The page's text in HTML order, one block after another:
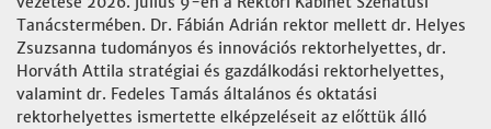
Tanácstermében. Dr. Fábián Adrián rektor mellett dr. Helyes
Zsuzsanna tudományos és innovációs rektorhelyettes, dr.
Horváth Attila stratégiai és gazdálkodási rektorhelyettes,
valamint dr. Fedeles Tamás általános és oktatási
rektorhelyettes ismertette elképzeléseit az előttük álló